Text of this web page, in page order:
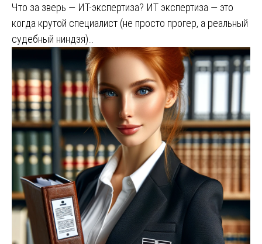
Что за зверь — ИТ-экспертиза? ИТ экспертиза — это
когда крутой специалист (не просто прогер, а реальный
судебный ниндзя)…